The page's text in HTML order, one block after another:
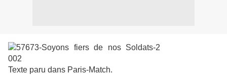
Texte paru dans Paris-Match.